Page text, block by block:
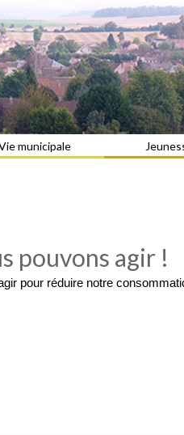
municipale
pouvons agir !
pour réduire notre